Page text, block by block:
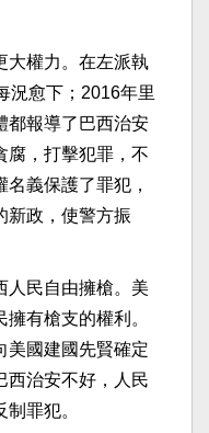
大權力。在左派執
況愈下；2016年里
都報導了巴西治安
腐，打擊犯罪，不
義保護了罪犯，
新政，使警方振
人民自由擁槍。美
有槍支的權利。
美國建國先賢確定
西治安不好，人民
罪犯。